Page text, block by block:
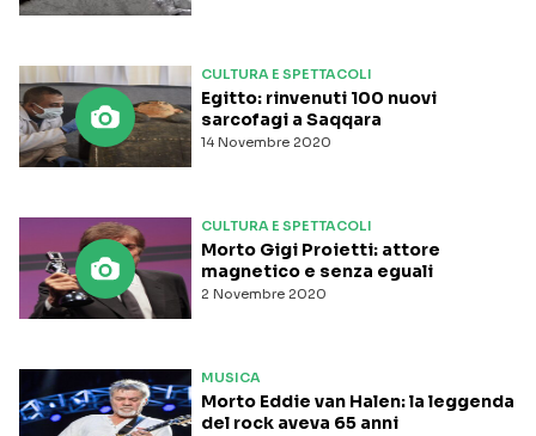
CULTURA E SPETTACOLI
14 Novembre 2020
Egitto: rinvenuti 100 nuovi
sarcofagi a Saqqara
CULTURA E SPETTACOLI
2 Novembre 2020
Morto Gigi Proietti: attore
magnetico e senza eguali
MUSICA
Morto Eddie van Halen: la leggenda
del rock aveva 65 anni